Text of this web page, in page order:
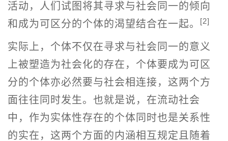
活动，人们试图将其寻求与社会同一的倾向
和成为可区分的个体的渴望结合在一起。
[2]
实际上，个体不仅在寻求与社会同一的意义
上被塑造为社会化的存在，个体要成为可区
分的个体亦必然要与社会相连接，这两个方
面往往同时发生。也就是说，在流动社会
中，作为实体性存在的个体同时也是关系性
的实在，这两个方面的内涵相互规定且随着